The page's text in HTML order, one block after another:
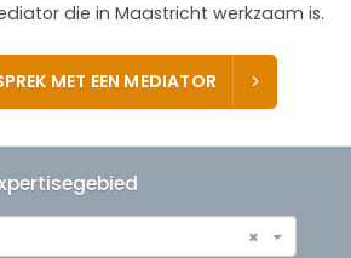
die in Maastricht werkzaam is.
MET EEN MEDIATOR
×